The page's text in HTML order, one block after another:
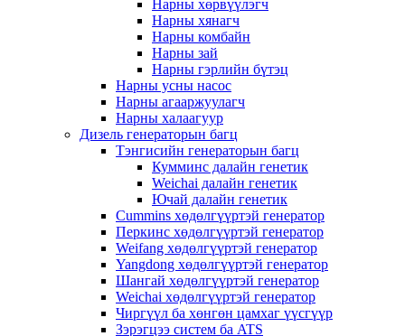
Нарны хөрвүүлэгч
Нарны хянагч
Нарны комбайн
Нарны зай
Нарны гэрлийн бүтэц
Нарны усны насос
Нарны агааржуулагч
Нарны халаагуур
Дизель генераторын багц
Тэнгисийн генераторын багц
Кумминс далайн генетик
Weichai далайн генетик
Ючай далайн генетик
Cummins хөдөлгүүртэй генератор
Перкинс хөдөлгүүртэй генератор
Weifang хөдөлгүүртэй генератор
Yangdong хөдөлгүүртэй генератор
Шангай хөдөлгүүртэй генератор
Weichai хөдөлгүүртэй генератор
Чиргүүл ба хөнгөн цамхаг үүсгүүр
Зэрэгцээ систем ба ATS